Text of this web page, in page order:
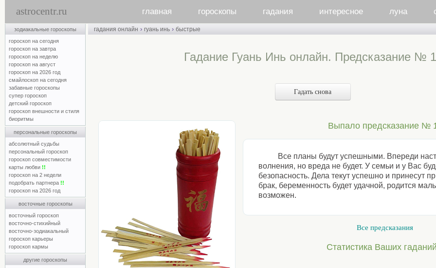
astrocentr.ru главная гороскопы гадания интересное луна
зодиакальные гороскопы
гороскоп на сегодня
гороскоп на завтра
гороскоп на неделю
гороскоп на август
гороскоп на 2026 год
смайлоскоп на сегодня
забавные гороскопы
супер гороскоп
детский гороскоп
гороскоп внешности и стиля
биоритмы
персональные гороскопы
абсолютный судьбы
персональный гороскоп
гороскоп совместимости
карты любви !!
гороскоп на 2 недели
подобрать партнера !!
гороскоп на 2026 год
восточные гороскопы
восточный гороскоп
восточно-стихийный
восточно-зодиакальный
гороскоп карьеры
гороскоп кармы
другие гороскопы
гадания онлайн › гуань инь › быстрые
Гадание Гуань Инь онлайн. Предсказание №
Гадать снова
Выпало предсказание №
Все планы будут успешными. Впереди
волнения, но вреда не будет. У семьи и у Вас
безопасность. Дела текут успешно и принесут
брак, беременность будет удачной, родится
возможен.
Все предсказания
Статистика Ваших